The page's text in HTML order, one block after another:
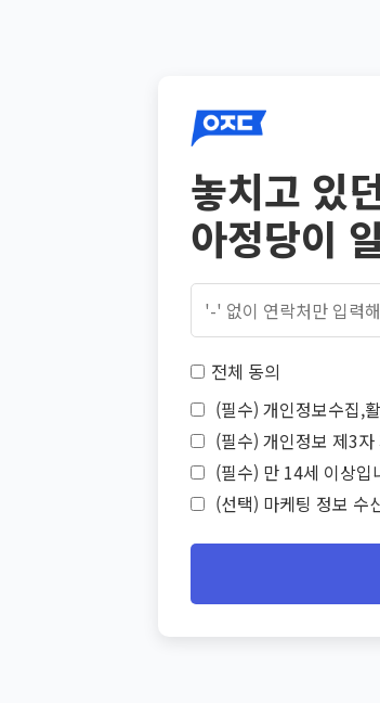
놓치고 있
아정당이
전체 동의
(필수) 개인정보수집,
(필수) 개인정보 제3
(필수) 만 14세 이상입
(선택) 마케팅 정보 수